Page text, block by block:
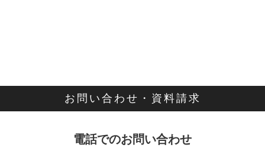
お問い合わせ・資料請求
電話でのお問い合わせ